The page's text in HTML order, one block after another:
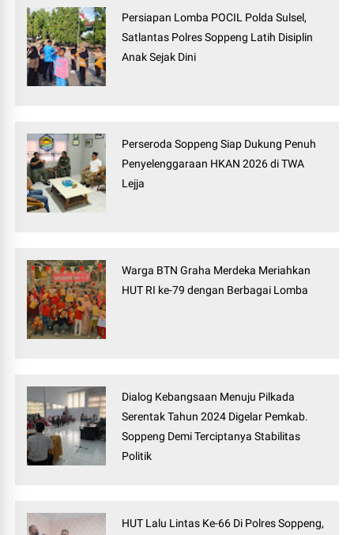
Persiapan Lomba POCIL Polda Sulsel,
Satlantas Polres Soppeng Latih Disiplin
Anak Sejak Dini
Perseroda Soppeng Siap Dukung Penuh
Penyelenggaraan HKAN 2026 di TWA
Lejja
Warga BTN Graha Merdeka Meriahkan
HUT RI ke-79 dengan Berbagai Lomba
Dialog Kebangsaan Menuju Pilkada
Serentak Tahun 2024 Digelar Pemkab.
Soppeng Demi Terciptanya Stabilitas
Politik
HUT Lalu Lintas Ke-66 Di Polres Soppeng,